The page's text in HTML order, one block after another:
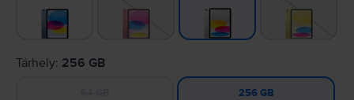
Tárhely: 256 GB
256 GB